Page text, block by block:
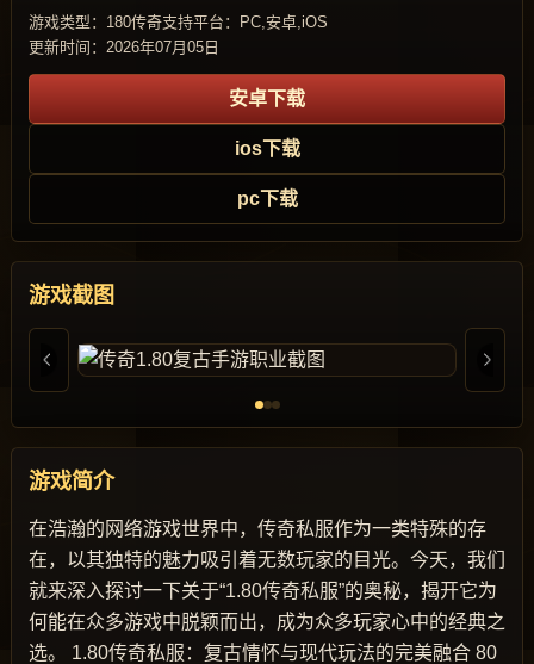
游戏类型：180传奇支持平台：PC,安卓,iOS
更新时间：2026年07月05日
安卓下载
ios下载
pc下载
游戏截图
游戏简介
在浩瀚的网络游戏世界中，传奇私服作为一类特殊的存
在，以其独特的魅力吸引着无数玩家的目光。今天，我们
就来深入探讨一下关于“1.80传奇私服”的奥秘，揭开它为
何能在众多游戏中脱颖而出，成为众多玩家心中的经典之
选。 1.80传奇私服：复古情怀与现代玩法的完美融合 80